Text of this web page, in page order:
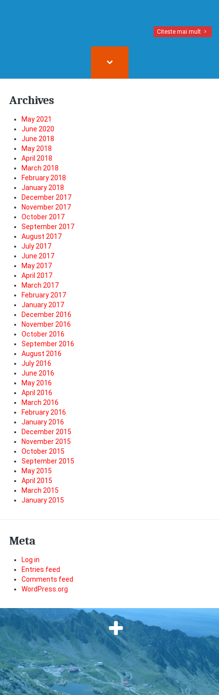
Citeste mai mult
Archives
May 2021
June 2020
June 2018
May 2018
April 2018
March 2018
February 2018
January 2018
December 2017
November 2017
October 2017
September 2017
August 2017
July 2017
June 2017
May 2017
April 2017
March 2017
February 2017
January 2017
December 2016
November 2016
October 2016
September 2016
August 2016
July 2016
June 2016
May 2016
April 2016
March 2016
February 2016
January 2016
December 2015
November 2015
October 2015
September 2015
May 2015
April 2015
March 2015
January 2015
Meta
Log in
Entries feed
Comments feed
WordPress.org